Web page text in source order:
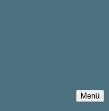
Menü